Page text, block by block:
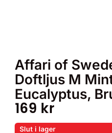
Affari of
Doftljus M
Eucalyptus,
169 kr
Slut i lager